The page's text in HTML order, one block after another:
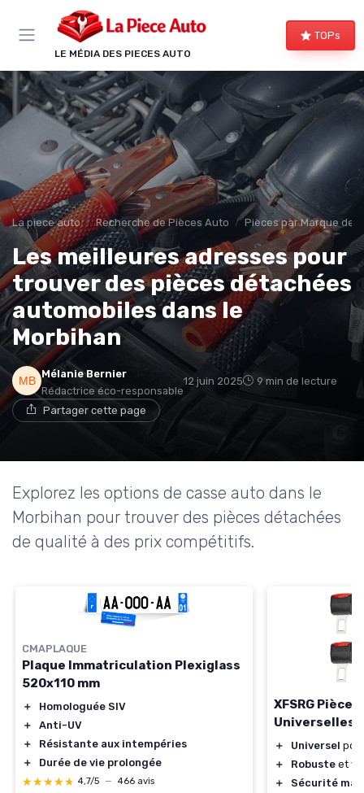
LE MÉDIA DES PIECES AUTO
TOPs
La piece auto Recherche de Pièces Auto Pièces par Marque de
Les meilleures adresses pour
trouver des pièces détachées
automobiles dans le
Morbihan
Mélanie Bernier
Rédactrice éco-responsable
12 juin 2025 9 min de lecture
Partager cette page
Explorez les options de casse auto dans le
Morbihan pour trouver des pièces détachées
de qualité à des prix compétitifs.
CMAPLAQUE
Plaque Immatriculation Plexiglass
520x110 mm
＋
Homologuée SIV
＋
Anti-UV
＋
Résistante aux intempéries
＋
Durée de vie prolongée
★★★★★
★★★★★ 4,7/5 — 466 avis
XFSRG
Universelles
＋ Universel
＋
Robuste et
＋
Sécurité
Panneau de gestion des cookies